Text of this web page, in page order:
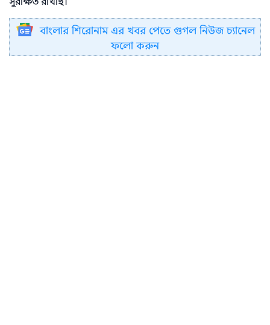
বাংলার শিরোনাম এর খবর পেতে গুগল নিউজ চ্যানেল
ফলো করুন